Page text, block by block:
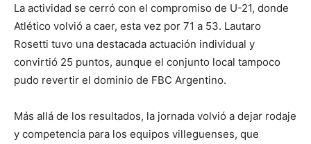
La actividad se cerró con el compromiso de U-21, donde
Atlético volvió a caer, esta vez por 71 a 53. Lautaro
Rosetti tuvo una destacada actuación individual y
convirtió 25 puntos, aunque el conjunto local tampoco
pudo revertir el dominio de FBC Argentino.
Más allá de los resultados, la jornada volvió a dejar rodaje
y competencia para los equipos villeguenses, que